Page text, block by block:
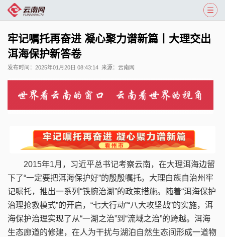
牢记嘱托再奋进 凝心聚力谱新篇丨大理交出
洱海保护新答卷
发布时间： 2025年01月20日 08:43:14 来源： 云南网
2015年1月，习近平总书记考察云南，在大理洱海边留
下了“一定要把洱海保护好”的殷殷嘱托。大理白族自治州牢
记嘱托，推出一系列“铁腕治湖”的政策措施。随着“洱海保护
治理抢救模式”的开启，“七大行动”“八大攻坚战”的实施，洱
海保护治理实现了从“一湖之治”到“流域之治”的跨越。洱海
生态廊道的修建，在人为干扰与湖泊自然生态间形成一道物